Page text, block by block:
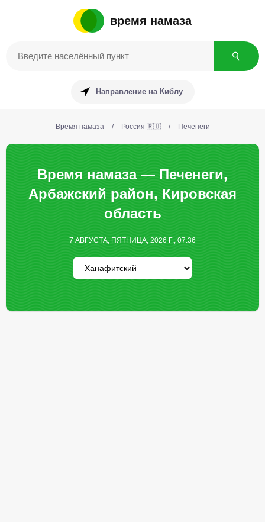
время намаза
Направление на Киблу
Время намаза / Россия 🇷🇺 / Печенеги
Время намаза — Печенеги,
Арбажский район, Кировская
область
7 АВГУСТА, ПЯТНИЦА, 2026 Г., 07:36